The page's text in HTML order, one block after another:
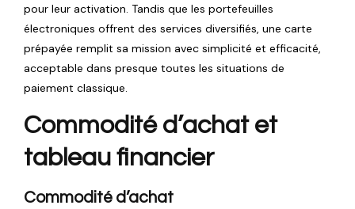
pour leur activation. Tandis que les portefeuilles
électroniques offrent des services diversifiés, une carte
prépayée remplit sa mission avec simplicité et efficacité,
acceptable dans presque toutes les situations de
paiement classique.
Commodité d’achat et
tableau financier
Commodité d’achat